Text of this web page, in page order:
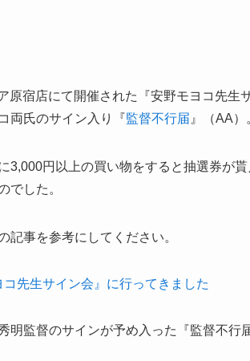
原宿店にて開催された『安野モヨコ先生
両氏のサイン入り『監督不行届 』（AA）
3,000円以上の買い物をすると抽選券が
でした。
記事を参考にしてください。
先生サイン会』に行ってきました
明監督のサインが予め入った『監督不行